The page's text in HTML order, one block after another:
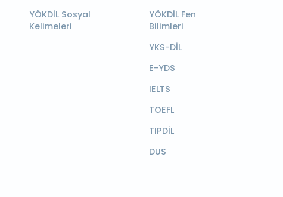
YÖKDİL Sosyal
Kelimeleri
YÖKDİL Fen
Bilimleri
YKS-DİL
E-YDS
IELTS
TOEFL
TIPDİL
DUS